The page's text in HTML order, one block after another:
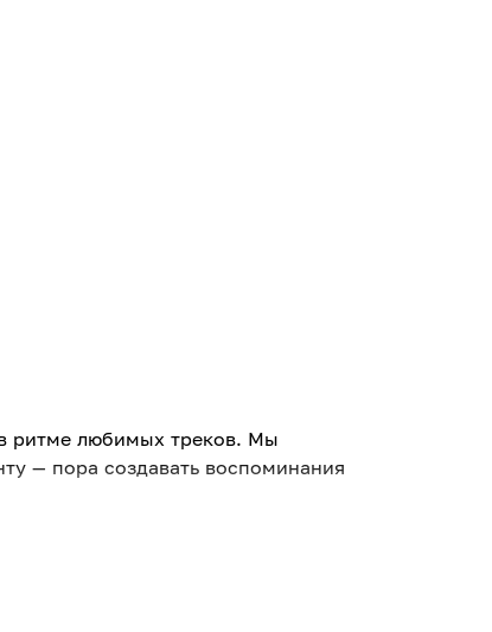
ритме любимых треков. Мы
— пора создавать воспоминания